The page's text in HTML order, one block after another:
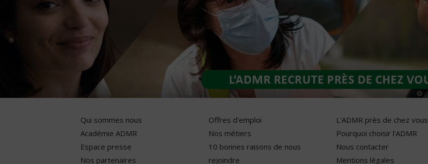
Qui sommes nous
Académie ADMR
Espace presse
Nos partenaires
Offres d'emploi
Nos métiers
10 bonnes raisons de nous
rejoindre
L'ADMR près de chez vous
Pourquoi choisir l'ADMR
Nous contacter
Mentions légales